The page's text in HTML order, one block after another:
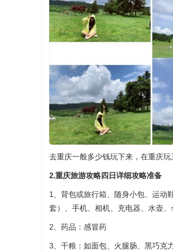
去重庆一般多少钱玩下来，在重庆玩
2.重庆旅游攻略四日详细攻略准备
1、背包或旅行箱、随身小包、运动
套）、手机、相机、充电器、水壶
2、药品：感冒药
3、干粮：如面包、火腿肠、黑巧克